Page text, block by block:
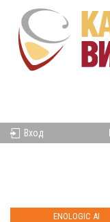
Вход
ENOLOGIC AI